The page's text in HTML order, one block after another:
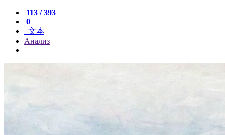
113 / 393
0
文本
Анализ